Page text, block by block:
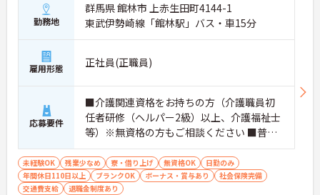
勤務地
群馬県 館林市 上赤生田町4144-1
東武伊勢崎線「館林駅」バス・車15分
雇用形態 正社員(正職員)
応募要件
■介護関連資格をお持ちの方（介護職員初
任者研修（ヘルパー2級）以上、介護福祉士
等）※無資格の方もご相談ください ■普通
自動車第一種運転免許歓迎 ※夜勤対応必須
（配属サービスに関わらず、介護職正社員
は夜勤シフトに入る可能性があります）
未経験OK 残業少なめ 寮・借り上げ 無資格OK
日勤のみ
年間休日110日以上
ブランクOK ボーナス・賞与あり
社会保険完備
交通費支給
退職金制度あり